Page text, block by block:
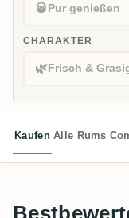
🥃 Pur genießen
CHARAKTER
🌿 Frisch &
Kaufen Alle Rums